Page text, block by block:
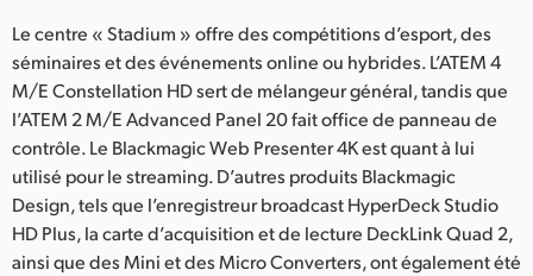
United States
Le centre « Stadium » offre des compétitions d’esport, des
séminaires et des événements online ou hybrides. L’ATEM 4
M/E Constellation HD sert de mélangeur général, tandis que
l’ATEM 2 M/E Advanced Panel 20 fait office de panneau de
contrôle. Le Blackmagic Web Presenter 4K est quant à lui
utilisé pour le streaming. D’autres produits Blackmagic
Design, tels que l’enregistreur broadcast HyperDeck Studio
HD Plus, la carte d’acquisition et de lecture DeckLink Quad 2,
ainsi que des Mini et des Micro Converters, ont également été